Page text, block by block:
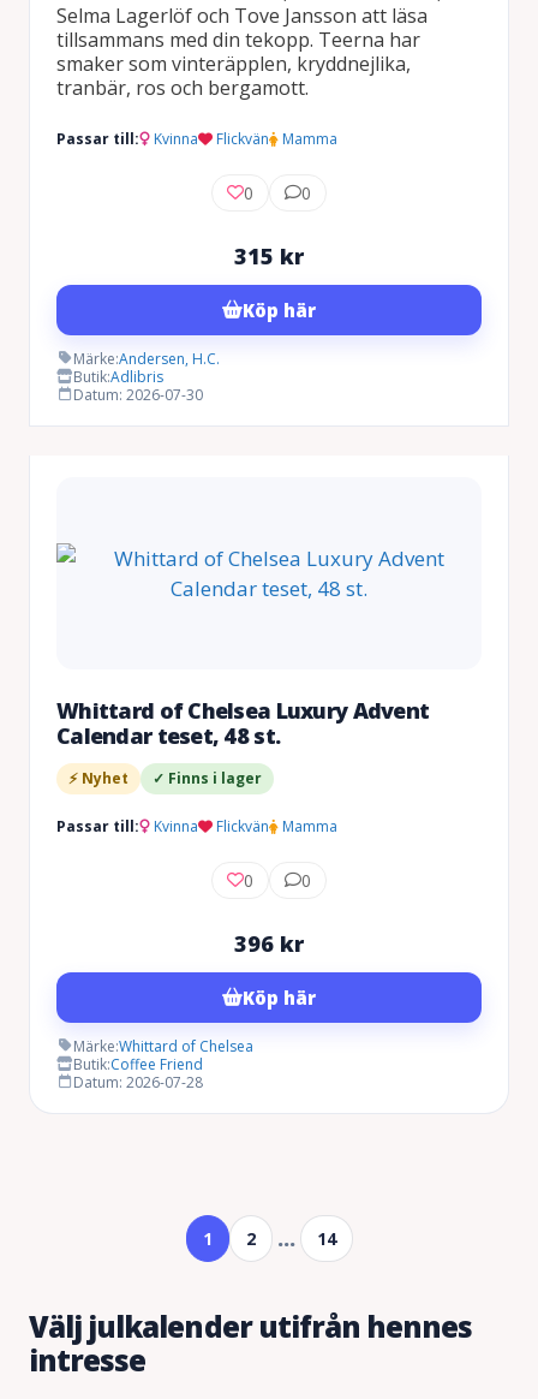
Selma Lagerlöf och Tove Jansson att läsa
tillsammans med din tekopp. Teerna har
smaker som vinteräpplen, kryddnejlika,
tranbär, ros och bergamott.
Passar till: Kvinna Flickvän Mamma
0 0
315 kr
Köp här
Märke:Andersen, H.C.
Butik:Adlibris
Datum: 2026-07-30
Whittard of Chelsea Luxury Advent
Calendar teset, 48 st.
⚡ Nyhet ✓ Finns i lager
Passar till: Kvinna Flickvän Mamma
0 0
396 kr
Köp här
Märke:Whittard of Chelsea
Butik:Coffee Friend
Datum: 2026-07-28
1 2 … 14
Välj julkalender utifrån hennes
intresse